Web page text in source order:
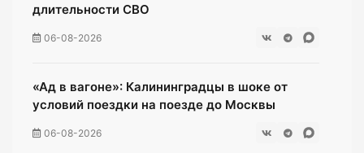
длительности СВО
06-08-2026
«Ад в вагоне»: Калининградцы в шоке от
условий поездки на поезде до Москвы
06-08-2026